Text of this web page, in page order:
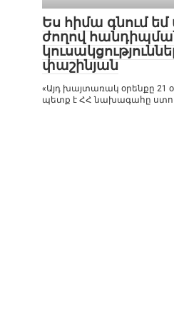
Ես հիմա գնում
ժողով
փաշինյան
«Այդ խայտառակ օրենքը 21
պետք է ՀՀ նախագահը